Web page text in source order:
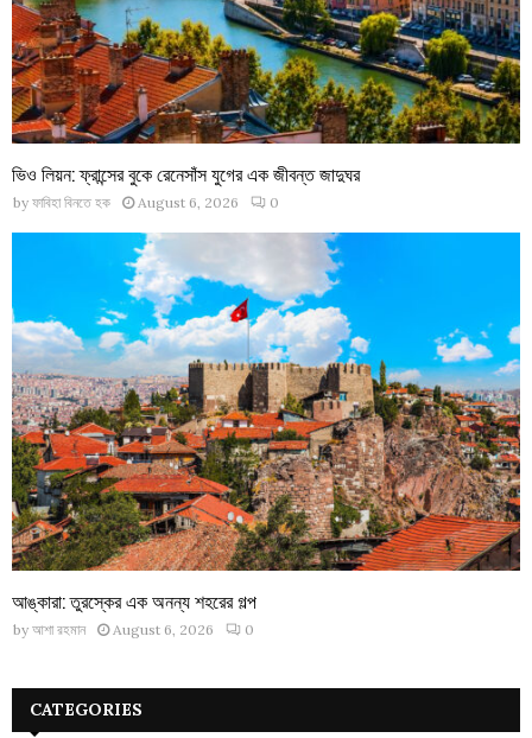
ভিও লিয়ন: ফ্রান্সের বুকে রেনেসাঁস যুগের এক জীবন্ত জাদুঘর
by ফাবিহা বিনতে হক August 6, 2026 0
আঙ্কারা: তুরস্কের এক অনন্য শহরের গল্প
by আশা রহমান August 6, 2026 0
CATEGORIES